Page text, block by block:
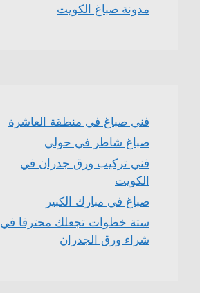
مدونة صباغ الكويت
فني صباغ في منطقة العاشرة
صباغ شاطر في حولي
فني تركيب ورق جدران في
الكويت
صباغ في مبارك الكبير
ستة خطوات تجعلك محترفا في
شراء ورق الجدران